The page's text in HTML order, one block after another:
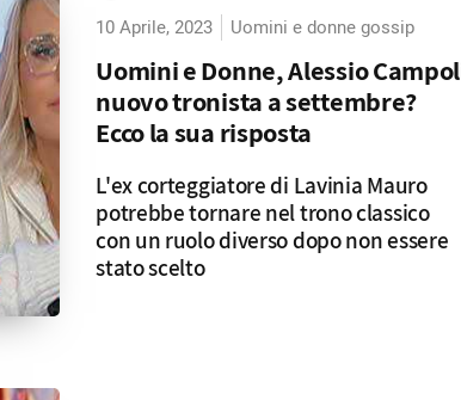
10 Aprile, 2023
Uomini e donne gossip
Uomini e Donne, Alessio
nuovo tronista a settembre?
Ecco la sua risposta
L'ex corteggiatore di Lavinia Mauro
potrebbe tornare nel trono classico
con un ruolo diverso dopo non essere
stato scelto